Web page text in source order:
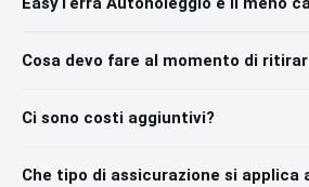
Cosa devo fare al momento di
Ci sono costi aggiuntivi?
Che tipo di assicurazione si applica